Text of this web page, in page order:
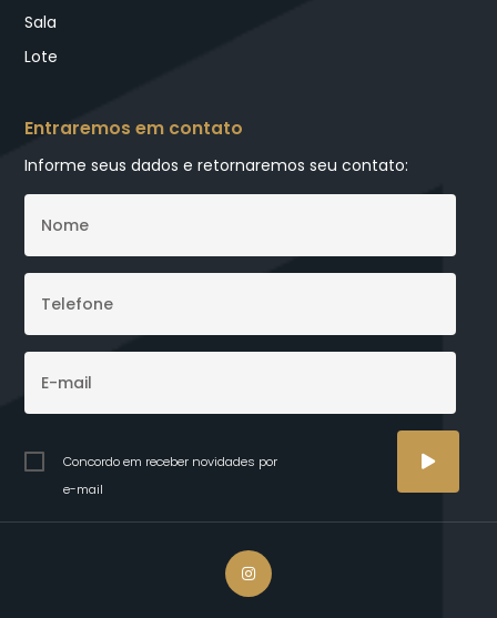
Sala
Lote
Entraremos em contato
Informe seus dados e retornaremos seu contato:
Concordo em receber novidades por
e-mail